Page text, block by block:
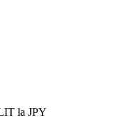
la JPY